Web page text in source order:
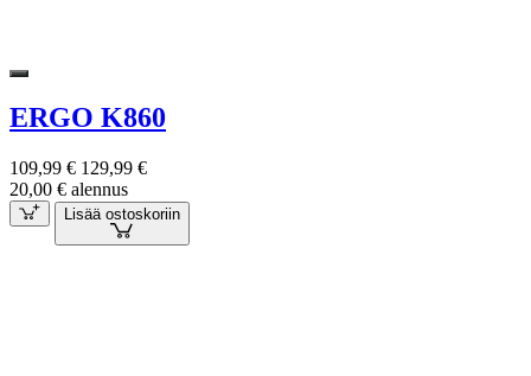
ERGO K860
109,99 € 129,99 €
20,00 € alennus
Lisää ostoskoriin